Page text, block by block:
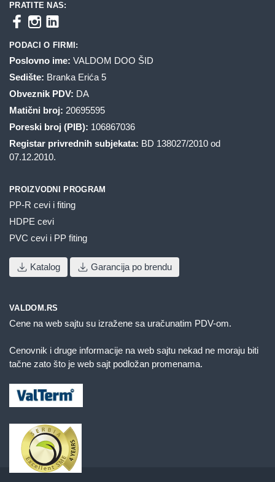
PRATITE NAS:
PODACI O FIRMI:
Poslovno ime: VALDOM DOO ŠID
Sedište: Branka Erića 5
Obveznik PDV: DA
Matični broj: 20695595
Poreski broj (PIB): 106867036
Registar privrednih subjekata: BD 138027/2010 od
07.12.2010.
PROIZVODNI PROGRAM
PP-R cevi i fiting
HDPE cevi
PVC cevi i PP fiting
Katalog Garancija po brendu
VALDOM.RS
Cene na web sajtu su izražene sa uračunatim PDV-om.
Cenovnik i druge informacije na web sajtu nekad ne moraju biti
tačne zato što je web sajt podložan promenama.